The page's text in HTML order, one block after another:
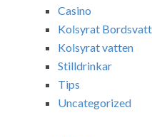
Casino
Kolsyrat
Kolsyrat vatten
Stilldrinkar
Tips
Uncategorized